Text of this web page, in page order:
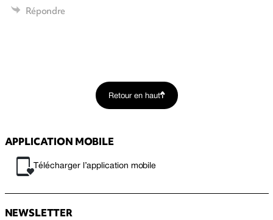
Répondre
Retour en haut
APPLICATION MOBILE
Télécharger l’application mobile
NEWSLETTER